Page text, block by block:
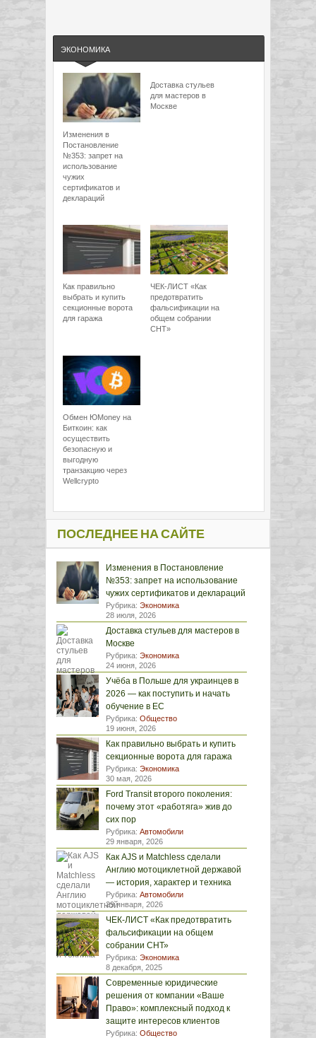
ЭКОНОМИКА
Изменения в
Постановление
№353: запрет на
использование
чужих
сертификатов и
деклараций
Доставка стульев
для мастеров в
Москве
Как правильно
выбрать и купить
секционные ворота
для гаража
ЧЕК-ЛИСТ «Как
предотвратить
фальсификации на
общем собрании
СНТ»
Обмен ЮMoney на
Биткоин: как
осуществить
безопасную и
выгодную
транзакцию через
Wellcrypto
ПОСЛЕДНЕЕ НА САЙТЕ
Изменения в Постановление
№353: запрет на использование
чужих сертификатов и деклараций
Рубрика: Экономика
28 июля, 2026
Доставка стульев для мастеров в
Москве
Рубрика: Экономика
24 июня, 2026
Учёба в Польше для украинцев в
2026 — как поступить и начать
обучение в ЕС
Рубрика: Общество
19 июня, 2026
Как правильно выбрать и купить
секционные ворота для гаража
Рубрика: Экономика
30 мая, 2026
Ford Transit второго поколения:
почему этот «работяга» жив до
сих пор
Рубрика: Автомобили
29 января, 2026
Как AJS и Matchless сделали
Англию мотоциклетной державой
— история, характер и техника
Рубрика: Автомобили
29 января, 2026
ЧЕК-ЛИСТ «Как предотвратить
фальсификации на общем
собрании СНТ»
Рубрика: Экономика
8 декабря, 2025
Современные юридические
решения от компании «Ваше
Право»: комплексный подход к
защите интересов клиентов
Рубрика: Общество